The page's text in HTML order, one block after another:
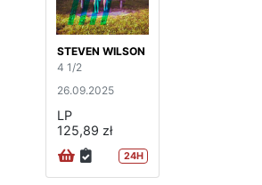
STEVEN WILSON
4 1/2
26.09.2025
LP
125,89 zł
24H